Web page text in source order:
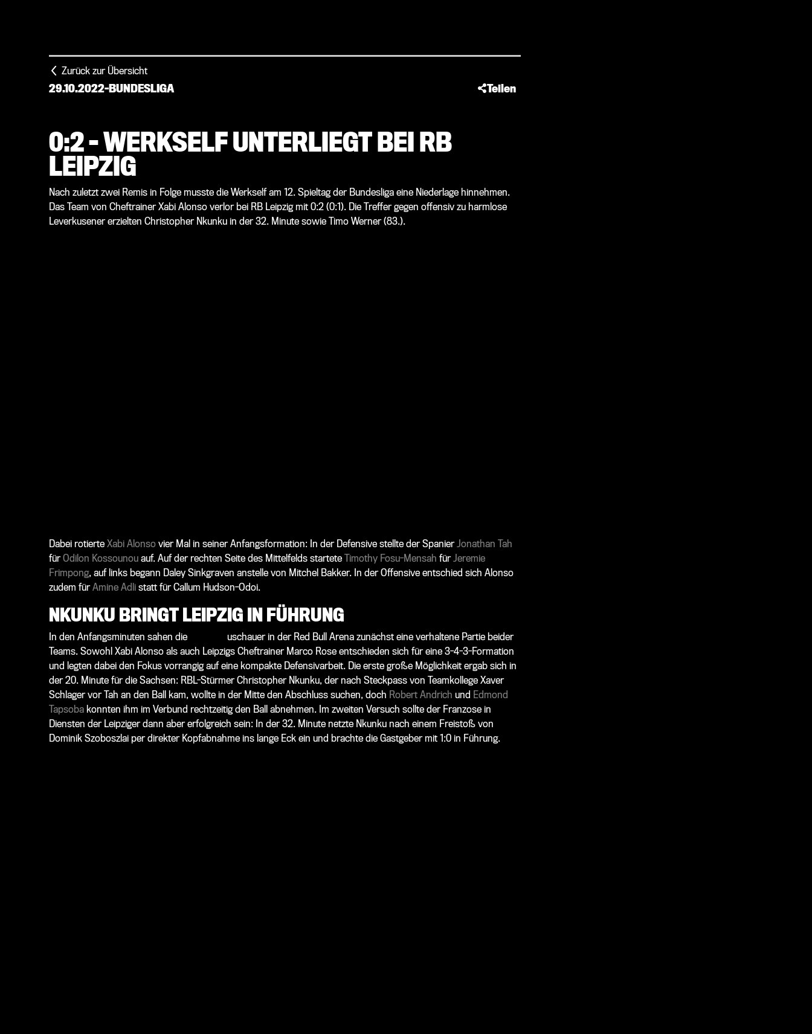
Zurück zur Übersicht
29.10.2022-BUNDESLIGA Teilen
0:2 - WERKSELF UNTERLIEGT BEI RB
LEIPZIG
Nach zuletzt zwei Remis in Folge musste die Werkself am 12. Spieltag der Bundesliga eine Niederlage hinnehmen.
Das Team von Cheftrainer Xabi Alonso verlor bei RB Leipzig mit 0:2 (0:1). Die Treffer gegen offensiv zu harmlose
Leverkusener erzielten Christopher Nkunku in der 32. Minute sowie Timo Werner (83.).
Dabei rotierte Xabi Alonsovier Mal in seiner Anfangsformation: In der Defensive stellte der SpanierJonathan Tah
fürOdilon Kossounouauf. Auf der rechten Seite des Mittelfelds startete Timothy Fosu-Mensah fürJeremie
Frimpong, auf links begann Daley Sinkgraven anstelle von Mitchel Bakker. In der Offensive entschied sich Alonso
zudem fürAmine Adlistatt fürCallum Hudson-Odoi.
NKUNKU BRINGT LEIPZIG IN FÜHRUNG
In den Anfangsminuten sahen die45.598 Z uschauer in der Red Bull Arena zunächst eine verhaltene Partie beider
Teams. Sowohl Xabi Alonso als auch Leipzigs Cheftrainer Marco Rose entschieden sich für eine 3-4-3-Formation
und legten dabei den Fokus vorrangig auf eine kompakte Defensivarbeit. Die erste große Möglichkeit ergab sich in
der 20. Minute für die Sachsen: RBL-Stürmer Christopher Nkunku, der nach Steckpass von Teamkollege Xaver
Schlager vor Tah an den Ball kam, wollte in der Mitte den Abschluss suchen, doch Robert Andrich und Edmond
Tapsobakonnten ihm im Verbund rechtzeitig den Ball abnehmen. Im zweiten Versuch sollte der Franzose in
Diensten der Leipziger dann aber erfolgreich sein: In der 32. Minute netzte Nkunku nach einem Freistoß von
Dominik Szoboszlai per direkter Kopfabnahme ins lange Eck ein und brachte die Gastgeber mit 1:0 in Führung.